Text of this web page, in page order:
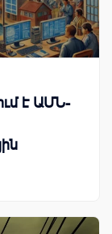
է ԱՄՆ-